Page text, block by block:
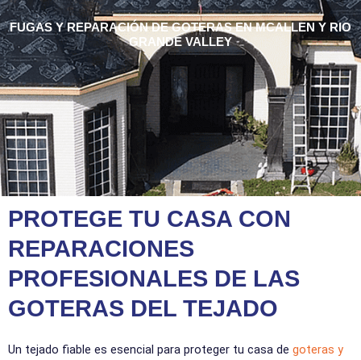
FUGAS Y REPARACIÓN DE GOTERAS EN MCALLEN Y RIO
GRANDE VALLEY
PROTEGE TU CASA CON
REPARACIONES
PROFESIONALES DE LAS
GOTERAS DEL TEJADO
Un tejado fiable es esencial para proteger tu casa de goteras y